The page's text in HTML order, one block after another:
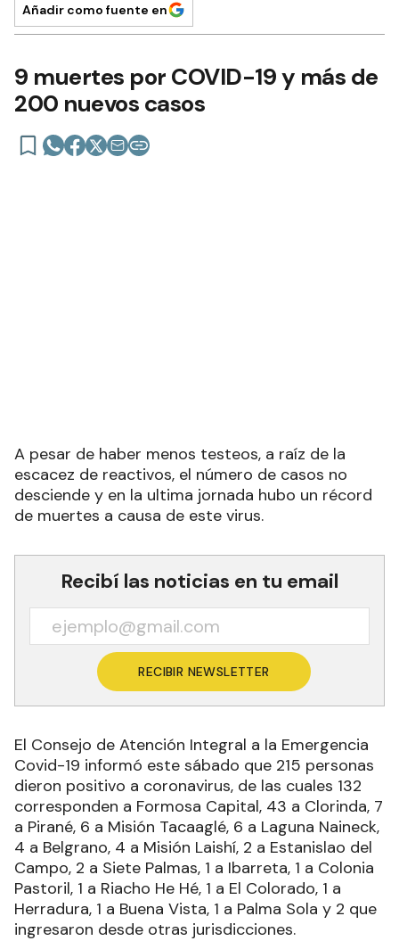
Añadir como fuente en
9 muertes por COVID-19 y más de
200 nuevos casos
A pesar de haber menos testeos, a raíz de la
escacez de reactivos, el número de casos no
desciende y en la ultima jornada hubo un récord
de muertes a causa de este virus.
Recibí las noticias en tu email
RECIBIR NEWSLETTER
El Consejo de Atención Integral a la Emergencia
Covid-19 informó este sábado que 215 personas
dieron positivo a coronavirus, de las cuales 132
corresponden a Formosa Capital, 43 a Clorinda, 7
a Pirané, 6 a Misión Tacaaglé, 6 a Laguna Naineck,
4 a Belgrano, 4 a Misión Laishí, 2 a Estanislao del
Campo, 2 a Siete Palmas, 1 a Ibarreta, 1 a Colonia
Pastoril, 1 a Riacho He Hé, 1 a El Colorado, 1 a
Herradura, 1 a Buena Vista, 1 a Palma Sola y 2 que
ingresaron desde otras jurisdicciones.